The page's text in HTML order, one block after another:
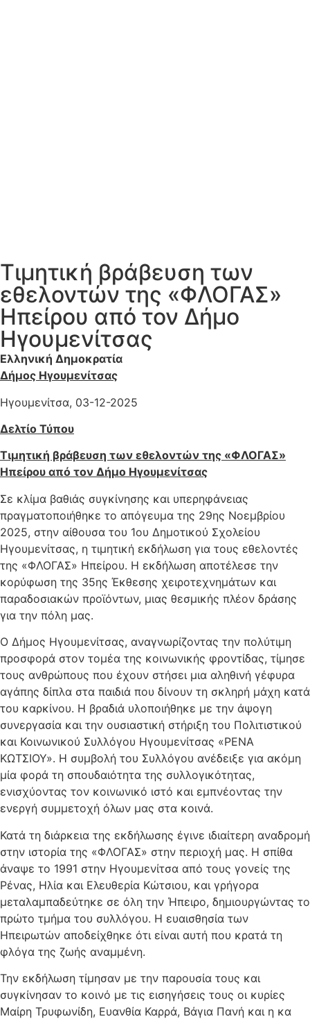
Τιμητική βράβευση των
εθελοντών της «ΦΛΟΓΑΣ»
Ηπείρου από τον Δήμο
Ηγουμενίτσας
Ελληνική Δημοκρατία
Δήμος Ηγουμενίτσας
Ηγουμενίτσα, 03-12-2025
Δελτίο Τύπου
Τιμητική βράβευση των εθελοντών της «ΦΛΟΓΑΣ»
Ηπείρου από τον Δήμο Ηγουμενίτσας
Σε κλίμα βαθιάς συγκίνησης και υπερηφάνειας
πραγματοποιήθηκε το απόγευμα της 29ης Νοεμβρίου
2025, στην αίθουσα του 1ου Δημοτικού Σχολείου
Ηγουμενίτσας, η τιμητική εκδήλωση για τους εθελοντές
της «ΦΛΟΓΑΣ» Ηπείρου. Η εκδήλωση αποτέλεσε την
κορύφωση της 35ης Έκθεσης χειροτεχνημάτων και
παραδοσιακών προϊόντων, μιας θεσμικής πλέον δράσης
για την πόλη μας. ​
Ο Δήμος Ηγουμενίτσας, αναγνωρίζοντας την πολύτιμη
προσφορά στον τομέα της κοινωνικής φροντίδας, τίμησε
τους ανθρώπους που έχουν στήσει μια αληθινή γέφυρα
αγάπης δίπλα στα παιδιά που δίνουν τη σκληρή μάχη κατά
του καρκίνου. Η βραδιά υλοποιήθηκε με την άψογη
συνεργασία και την ουσιαστική στήριξη του Πολιτιστικού
και Κοινωνικού Συλλόγου Ηγουμενίτσας «ΡΕΝΑ
ΚΩΤΣΙΟΥ». Η συμβολή του Συλλόγου ανέδειξε για ακόμη
μία φορά τη σπουδαιότητα της συλλογικότητας,
ενισχύοντας τον κοινωνικό ιστό και εμπνέοντας την
ενεργή συμμετοχή όλων μας στα κοινά.
​Κατά τη διάρκεια της εκδήλωσης έγινε ιδιαίτερη αναδρομή
στην ιστορία της «ΦΛΟΓΑΣ» στην περιοχή μας. Η σπίθα
άναψε το 1991 στην Ηγουμενίτσα από τους γονείς της
Ρένας, Ηλία και Ελευθερία Κώτσιου, και γρήγορα
μεταλαμπαδεύτηκε σε όλη την Ήπειρο, δημιουργώντας το
πρώτο τμήμα του συλλόγου. Η ευαισθησία των
Ηπειρωτών αποδείχθηκε ότι είναι αυτή που κρατά τη
φλόγα της ζωής αναμμένη. ​
Την εκδήλωση τίμησαν με την παρουσία τους και
συγκίνησαν το κοινό με τις εισηγήσεις τους οι κυρίες
Μαίρη Τρυφωνίδη, Ευανθία Καρρά, Βάγια Πανή και η κα